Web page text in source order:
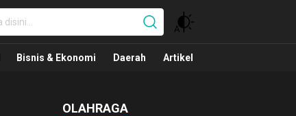
Bisnis & Ekonomi Daerah Artikel
OLAHRAGA